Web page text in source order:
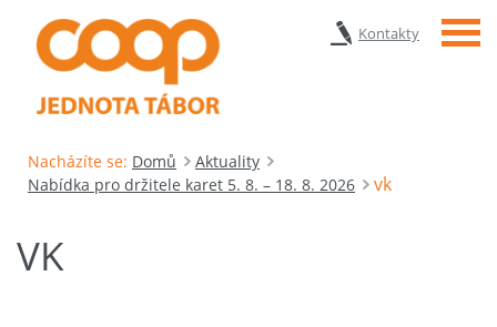
Kontakty Menu
Nacházíte se: Domů
Aktuality
Nabídka pro držitele karet 5. 8. – 18. 8. 2026
vk
VK